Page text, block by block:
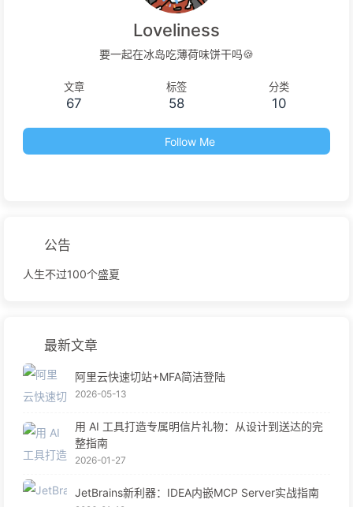
Loveliness
要一起在冰岛吃薄荷味饼干吗🍪
文章
67
标签
58
分类
10
Follow Me
公告
人生不过100个盛夏
最新文章
阿里云快速切站+MFA简洁登陆
2026-05-13
用 AI 工具打造专属明信片礼物：从设计到送达的完
整指南
2026-01-27
JetBrains新利器：IDEA内嵌MCP Server实战指南